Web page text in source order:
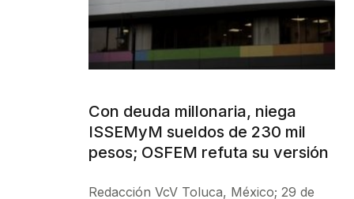
Con deuda millonaria, niega
ISSEMyM sueldos de 230 mil
pesos; OSFEM refuta su versión
Redacción VcV Toluca, México; 29 de